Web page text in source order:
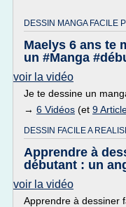
DESSIN MANGA FACILE
Maelys 6 ans te
un #Manga
voir la vidéo
Je te dessine un
→ 6 Vidéos (et 9
DESSIN FACILE A
Apprendre à
débutant : un
voir la vidéo
Apprendre à dessiner